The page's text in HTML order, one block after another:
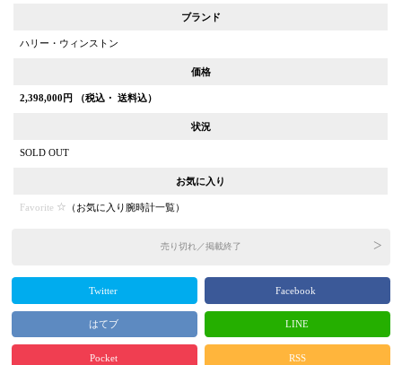
ブランド
ハリー・ウィンストン
価格
2,398,000 円 （税込・ 送料込）
状況
SOLD OUT
お気に入り
Favorite （お気に入り腕時計一覧）
売り切れ／掲載終了
Twitter Facebook
はてブ LINE
Pocket RSS